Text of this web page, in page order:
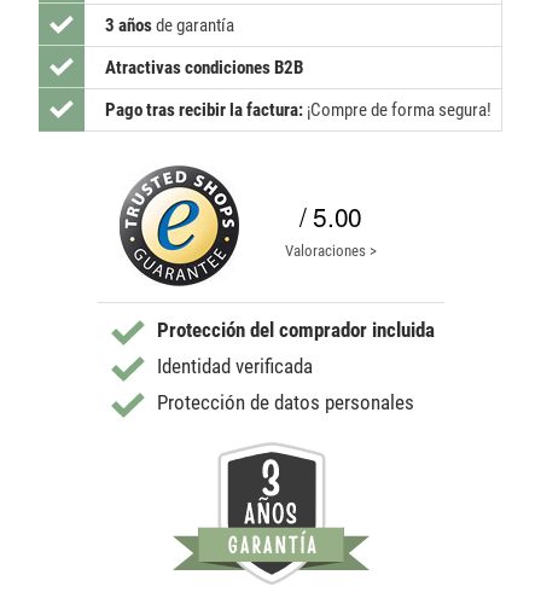
3 añosde garantía
Atractivas condiciones B2B
Pago tras recibir la factura: ¡Compre de forma segura!
/ 5.00
Valoraciones >
Protección del comprador incluida
Identidad verificada
Protección de datos personales